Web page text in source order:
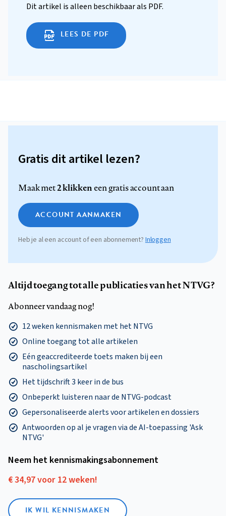
Dit artikel is alleen beschikbaar als PDF.
LEES DE PDF
Gratis dit artikel lezen?
Maak met2 klikkeneen gratis account aan
ACCOUNT AANMAKEN
Heb je al een account of een abonnement? Inloggen
Altijd toegang tot alle publicaties van het NTVG?
Abonneer vandaag nog!
12 weken kennismaken met het NTVG
Online toegang tot alle artikelen
Eén geaccrediteerde toets maken bij een
nascholingsartikel
Het tijdschrift 3 keer in de bus
Onbeperkt luisteren naar de NTVG-podcast
Gepersonaliseerde alerts voor artikelen en dossiers
Antwoorden op al je vragen via de AI-toepassing 'Ask
NTVG'
Neem het kennismakings­abonnement
€ 34,97 voor 12 weken!
IK WIL KENNISMAKEN